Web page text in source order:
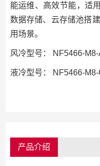
能运维、高效节能，适
数据存储、云存储池搭
用场景。
风冷型号： NF5466-
液冷型号： NF5466-
产品介绍